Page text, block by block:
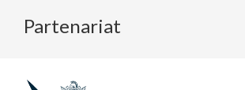
Partenariat